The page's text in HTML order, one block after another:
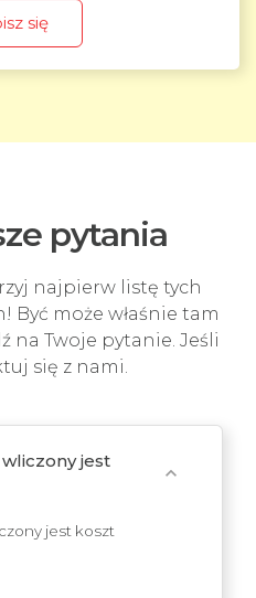
się
pytania
najpierw listę tych
Być może właśnie tam
na Twoje pytanie. Jeśli
się z nami.
jest
expand_more
jest koszt